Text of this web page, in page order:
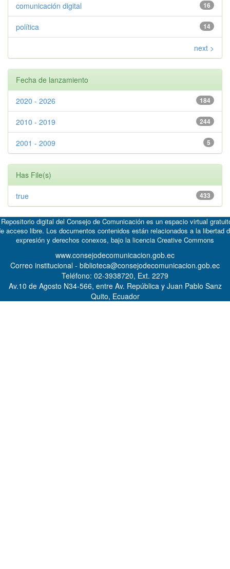
16
comunicación digital
14
política
next >
Fecha de lanzamiento
184
2020 - 2026
244
2010 - 2019
5
2001 - 2009
Has File(s)
433
true
digital del Consejo de Comunicación es un espacio virtual
acceso libre. Los documentos contenidos están relacionados a la libertad
expresión y derechos conexos, bajo la licencia Creative Commons
www.consejodecomunicacion.gob.ec
Correo institucional - biblioteca@consejodecomunicacion.gob.ec
Teléfono: 02-3938720, Ext. 2279
Av.10 de Agosto N34-566, entre Av. República y Juan Pablo Sanz
Quito, Ecuador